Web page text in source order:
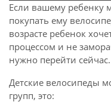
Если вашему ребенку
покупать ему
возрасте ребенок
процессом и не
нужно перейти сейчас.
Детские велосипеды
групп, это: